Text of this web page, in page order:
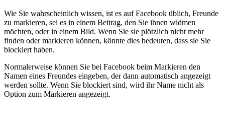
Wie Sie wahrscheinlich wissen, ist es auf Facebook üblich, Freunde
zu markieren, sei es in einem Beitrag, den Sie ihnen widmen
möchten, oder in einem Bild. Wenn Sie sie plötzlich nicht mehr
finden oder markieren können, könnte dies bedeuten, dass sie Sie
blockiert haben.
Normalerweise können Sie bei Facebook beim Markieren den
Namen eines Freundes eingeben, der dann automatisch angezeigt
werden sollte. Wenn Sie blockiert sind, wird ihr Name nicht als
Option zum Markieren angezeigt.